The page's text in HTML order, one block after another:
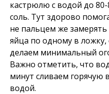
кастрюлю с водой до
соль. Тут здорово
не пальцем же
яйца по одному в ложку,
делаем минимальный
Важно отметить, что
минут сливаем горячую
водой.